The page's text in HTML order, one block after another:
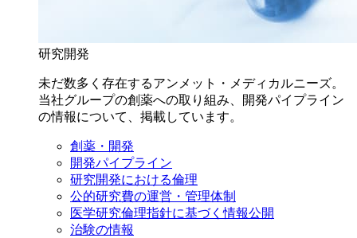
研究開発
未だ数多く存在するアンメット・メディカルニーズ。
当社グループの創薬への取り組み、開発パイプライン
の情報について、掲載しています。
創薬・開発
開発パイプライン
研究開発における倫理
公的研究費の運営・管理体制
医学研究倫理指針に基づく情報公開
治験の情報